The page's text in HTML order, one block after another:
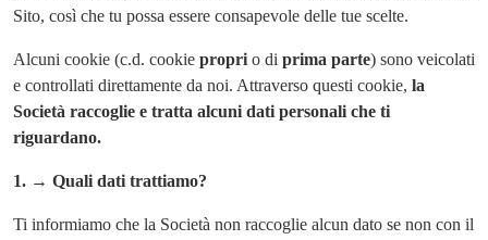
Sito, così che tu possa essere consapevole delle tue scelte.
Alcuni cookie (c.d. cookie propri o di prima parte) sono veicolati
e controllati direttamente da noi. Attraverso questi cookie, la
Società raccoglie e tratta alcuni dati personali che ti
riguardano.
1. → Quali dati trattiamo?
Ti informiamo che la Società non raccoglie alcun dato se non con il